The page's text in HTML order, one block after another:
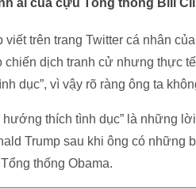
ái của cựu Tổng thống Bill
viết trên trang Twitter cá nhân
chiến dịch tranh cử nhưng thực
dục”, vì vậy rõ ràng ông ta
hướng thích tình dục” là những
Trump sau khi ông có những
thống Obama.